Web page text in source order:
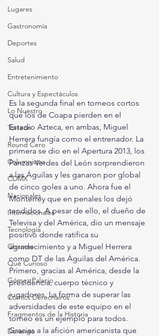
Lugares
Gastronomía
Deportes
Salud
Entretenimiento
Cultura y Espectáculos
Lo Nuestro
Torreón
Round Cero
Columnistas
CDMX
Nacionales
Internacionales
Tecnología
Chismes
Qué Curioso
Gómez Palacio
Comics Derechairos
Fragmentos de la Historia
Durango
Es la segunda final en torneos cortos
que los de Coapa pierden en el
Estadio Azteca, en ambas, Miguel
Herrera fungía como el entrenador. La
primera se dio en el Apertura 2013, los
Panzas Verdes del León sorprendieron
a las Águilas y les ganaron por global
de cinco goles a uno. Ahora fue el
Monterrey que en penales los dejó
tendidos. A pesar de ello, el dueño de
Televisa y del América, dio un mensaje
positivo donde ratifica su
agradecimiento y a Miguel Herrera
como DT de las Águilas del América.
Primero, gracias al América, desde la
presidencia, cuerpo técnico y
jugadores. La forma de superar las
adversidades de este equipo en el
torneo es un ejemplo para todos.
Gracias a la afición americanista que